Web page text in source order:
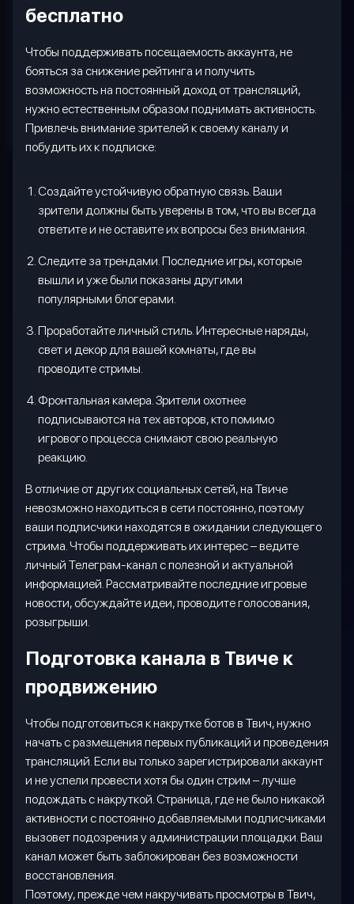
бесплатно
Чтобы поддерживать посещаемость аккаунта, не
бояться за снижение рейтинга и получить
возможность на постоянный доход от трансляций,
нужно естественным образом поднимать активность.
Привлечь внимание зрителей к своему каналу и
побудить их к подписке:
Создайте устойчивую обратную связь. Ваши
зрители должны быть уверены в том, что вы всегда
ответите и не оставите их вопросы без внимания.
Следите за трендами. Последние игры, которые
вышли и уже были показаны другими
популярными блогерами.
Проработайте личный стиль. Интересные наряды,
свет и декор для вашей комнаты, где вы
проводите стримы.
Фронтальная камера. Зрители охотнее
подписываются на тех авторов, кто помимо
игрового процесса снимают свою реальную
реакцию.
В отличие от других социальных сетей, на Твиче
невозможно находиться в сети постоянно, поэтому
ваши подписчики находятся в ожидании следующего
стрима. Чтобы поддерживать их интерес – ведите
личный Телеграм-канал с полезной и актуальной
информацией. Рассматривайте последние игровые
новости, обсуждайте идеи, проводите голосования,
розыгрыши.
Подготовка канала в Твиче к
продвижению
Чтобы подготовиться к накрутке ботов в Твич, нужно
начать с размещения первых публикаций и проведения
трансляций. Если вы только зарегистрировали аккаунт
и не успели провести хотя бы один стрим – лучше
подождать с накруткой. Страница, где не было никакой
активности с постоянно добавляемыми подписчиками
вызовет подозрения у администрации площадки. Ваш
канал может быть заблокирован без возможности
восстановления.
Поэтому, прежде чем накручивать просмотры в Твич,